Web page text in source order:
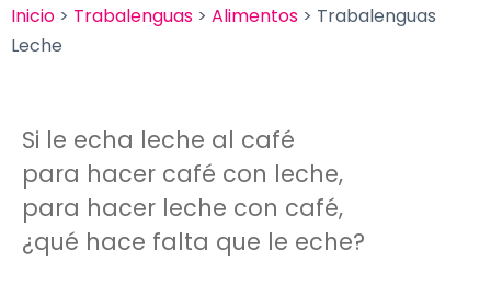
Inicio > Trabalenguas > Alimentos > Trabalenguas
Leche
Si le echa leche al café
para hacer café con leche,
para hacer leche con café,
¿qué hace falta que le eche?